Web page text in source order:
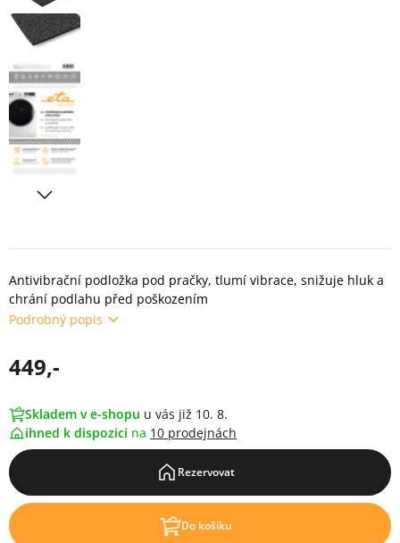
Antivibrační podložka pod pračky, tlumí vibrace, snižuje hluk a
chrání podlahu před poškozením
Podrobný popis
449,-
Skladem v e-shopu u vás již 10. 8.
ihned k dispozici na 10 prodejnách
Rezervovat
Do košíku